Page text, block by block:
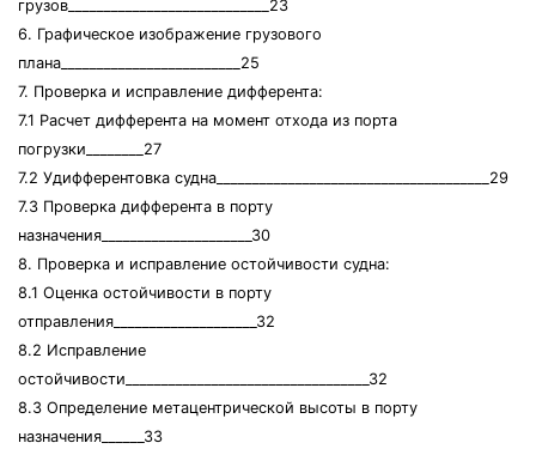
грузов____________________________23
6. Графическое изображение грузового
плана_________________________25
7. Проверка и исправление дифферента:
7.1 Расчет дифферента на момент отхода из порта
погрузки________27
7.2 Удифферентовка судна______________________________________29
7.3 Проверка дифферента в порту
назначения_____________________30
8. Проверка и исправление остойчивости судна:
8.1 Оценка остойчивости в порту
отправления____________________32
8.2 Исправление
остойчивости__________________________________32
8.3 Определение метацентрической высоты в порту
назначения______33